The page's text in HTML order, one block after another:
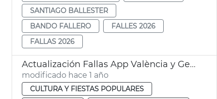
SANTIAGO BALLESTER
BANDO FALLERO
FALLES 2026
FALLAS 2026
Actualización Fallas App València y Geoportal
modificado hace 1 año
CULTURA Y FIESTAS POPULARES